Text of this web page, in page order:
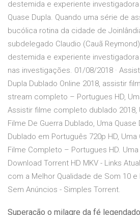
destemida e experiente
Quase Dupla. Quando uma série de
bucólica rotina da cidade de
subdelegado Claudio (Cauã
destemida e experiente investigadora
nas investigações. 01/08/2018 ·
Dupla Dublado Online 2018, assistir
stream completo – Portugues HD,
Assistir filme completo dublado 2018,
Filme De Guerra Dublado, Uma
Dublado em Português 720p HD, Uma
Filme Completo – Portugues HD. Uma
Download Torrent HD MKV - Links
com a Melhor Qualidade de Som 10 e
Sem Anúncios - Simples Torrent.
Superação o milagre da fé